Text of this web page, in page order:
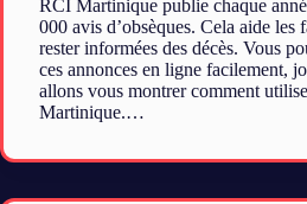
RCI Martinique publie chaque
000 avis d’obsèques. Cela aide les
rester informées des décès. Vous
ces annonces en ligne facilement,
allons vous montrer comment
Martinique.…